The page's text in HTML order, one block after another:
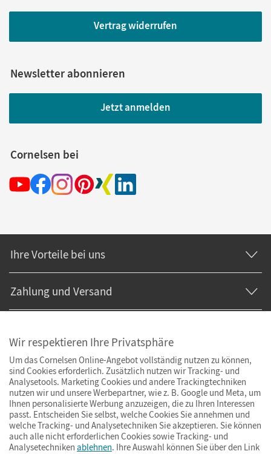
Vertrag widerrufen
Newsletter abonnieren
Jetzt anmelden
Cornelsen bei
Ihre Vorteile bei uns
Zahlung und Versand
Wir respektieren Ihre Privatsphäre
Um das Cornelsen Online-Angebot vollständig nutzen zu können,
sind Cookies erforderlich. Zusätzlich nutzen wir Tracking- und
Analysetools. Marketing Cookies und andere Trackingtechniken
nutzen wir und unsere Werbepartner, wie z. B. Google und Meta, um
Ihnen personalisierte Werbung anzuzeigen, die zu Ihren Interessen
passt. Entscheiden Sie selbst, welche Cookies Sie annehmen und
welche Tracking- und Analysetechniken Sie akzeptieren. Sie können
auch alle nicht erforderlichen Cookies sowie Tracking- und
Analysetechniken ablehnen. Ihre Auswahl können Sie über den Link